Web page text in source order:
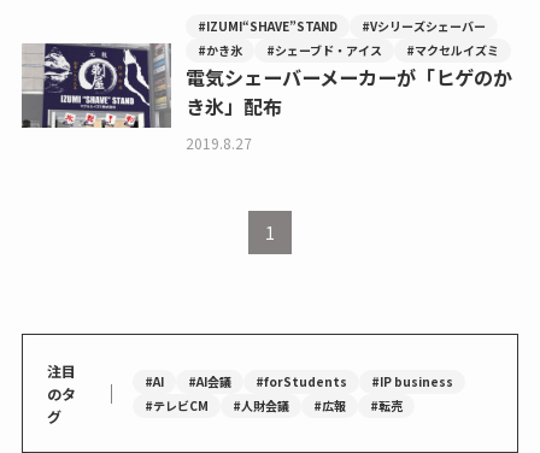
#IZUMI“SHAVE”STAND
#Vシリーズシェーバー
#かき氷
#シェーブド・アイス #マクセルイズミ
電気シェーバーメーカーが「ヒゲのか
き氷」配布
2019.8.27
1
注目
のタ
グ
｜ #AI #AI会議 #forStudents
#IP business
#テレビCM
#人財会議 #広報 #転売